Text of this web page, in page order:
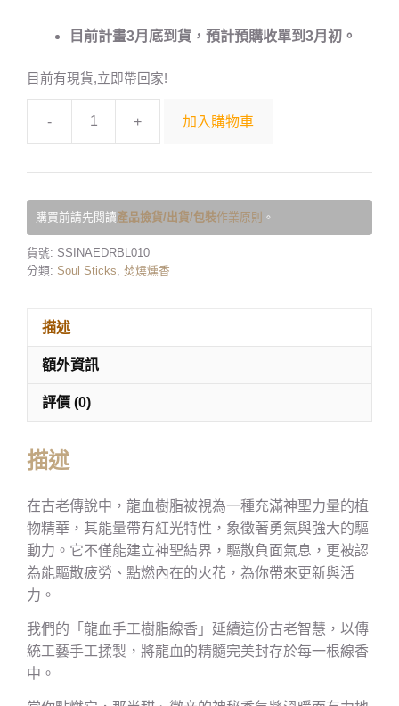
目前計畫3月底到貨，預計預購收單到3月初。
目前有現貨,立即帶回家!
- + 加入購物車
購買前請先閱讀產品撿貨/出貨/包裝作業原則 。
貨號: SSINAEDRBL010
分類: Soul Sticks, 焚燒燻香
描述
額外資訊
評價 (0)
描述
在古老傳說中，龍血樹脂被視為一種充滿神聖力量的植
物精華，其能量帶有紅光特性，象徵著勇氣與強大的驅
動力。它不僅能建立神聖結界，驅散負面氣息，更被認
為能驅散疲勞、點燃內在的火花，為你帶來更新與活
力。
我們的「龍血手工樹脂線香」延續這份古老智慧，以傳
統工藝手工揉製，將龍血的精髓完美封存於每一根線香
中。